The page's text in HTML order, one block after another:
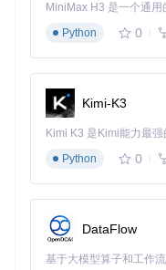
统为64位。
获取项目代码和必要资
方式可显著提升后续操
项目克隆
git clone
cd
目录结构解析 ：
src/voxcpm/：核心
Python
0
Kimi-K3
Python
0
DataFlow
基于大模型算子和工作